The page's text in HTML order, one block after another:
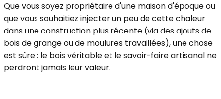
Que vous soyez propriétaire d'une maison d'époque ou
que vous souhaitiez injecter un peu de cette chaleur
dans une construction plus récente (via des ajouts de
bois de grange ou de moulures travaillées), une chose
est sûre : le bois véritable et le savoir-faire artisanal ne
perdront jamais leur valeur.